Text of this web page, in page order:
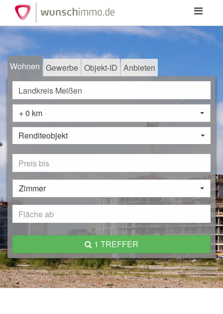
Toggle
Wohnen Gewerbe Objekt-ID Anbieten
+ 0 km
Renditeobjekt
Zimmer
1 TREFFER